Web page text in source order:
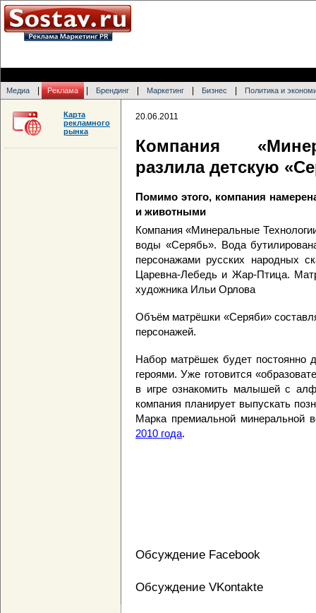
Медиа Реклама Брендинг Маркетинг Бизнес Политика и
20.06.2011
Компания
разлила детскую
Помимо этого, компания
и животными
Компания «Минеральные
воды «Серябь». Вода
персонажами русских народных
Царевна-Лебедь и Жар-Птица.
художника Ильи Орлова
Объём матрёшки «Серяби»
персонажей.
Набор матрёшек будет постоянно
героями. Уже готовится
в игре ознакомить малышей с
компания планирует выпускать
Марка премиальной минеральной
2010 года.
Обсуждение Facebook
Обсуждение VKontakte
Карта
рекламного
рынка